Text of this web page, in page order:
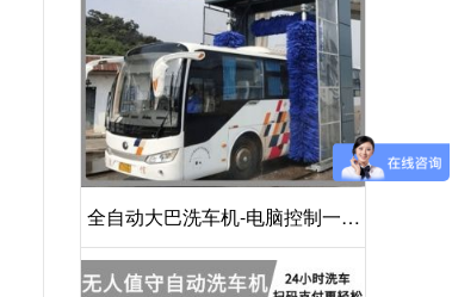
全自动大巴洗车机-电脑控制一键
启动清洗[隆茂鑫晟]